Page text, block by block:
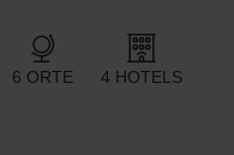
6 ORTE 4 HOTELS